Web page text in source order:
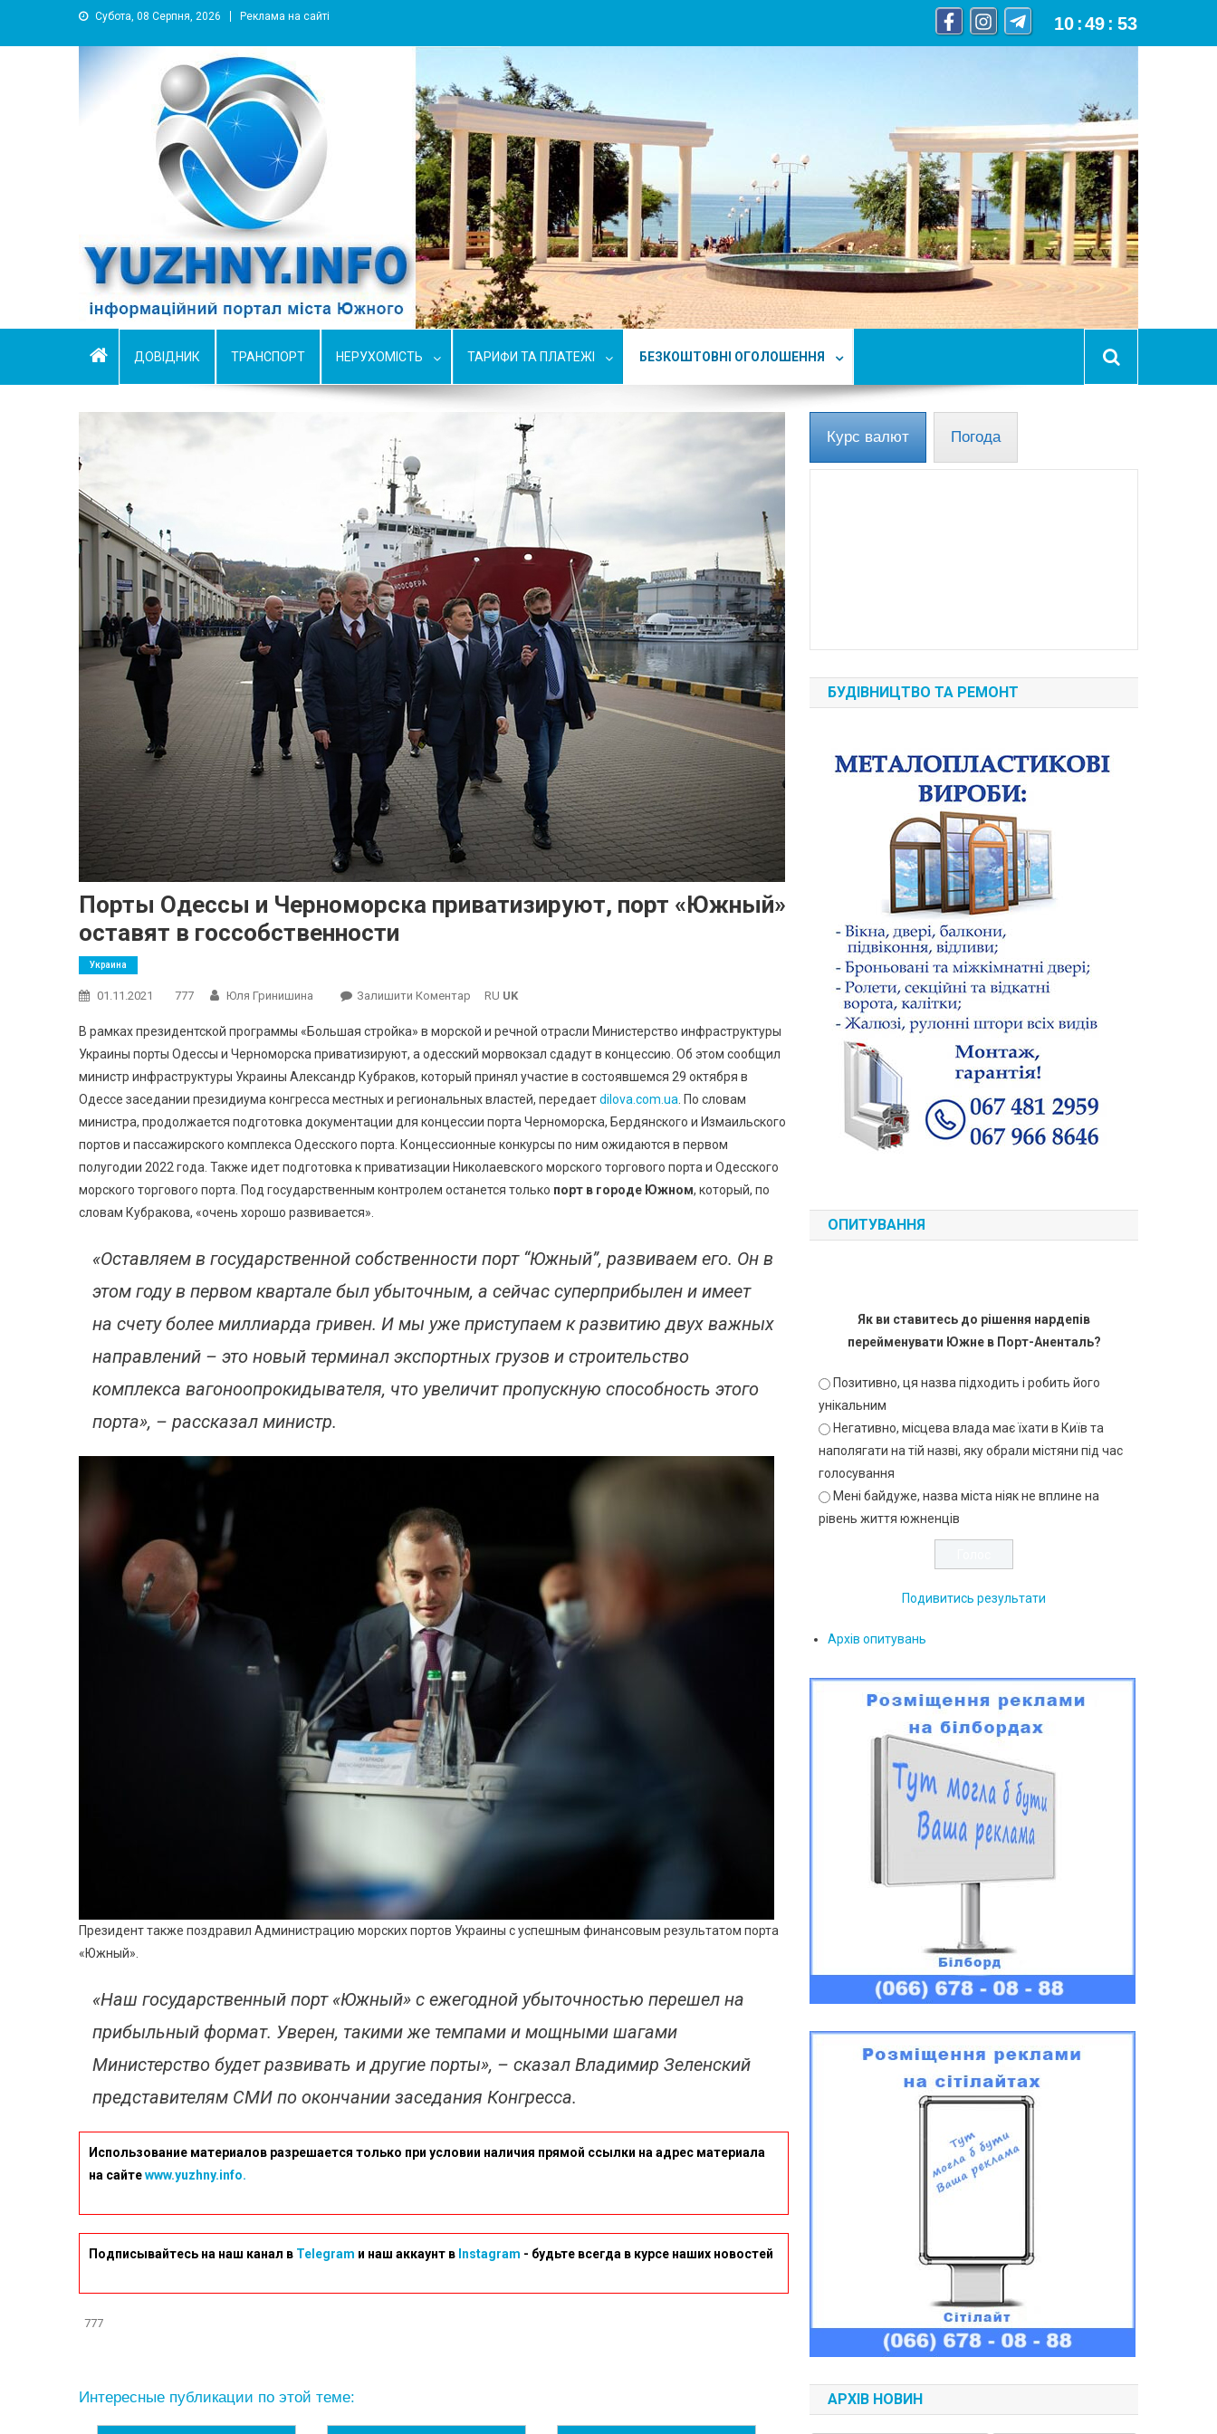
Субота, 08 Серпня, 2026 Реклама на сайті 10 :49 : 54
YUZHNY.INFO
информационный портал города Южный
ДОВІДНИК ТРАНСПОРТ НЕРУХОМІСТЬ ТАРИФИ ТА ПЛАТЕЖІ БЕЗКОШТОВНІ ОГОЛОШЕННЯ
Порты Одессы и Черноморска приватизируют, порт «Южный»
оставят в госсобственности
Украина
01.11.2021 777 Юля Гринишина Залишити Коментар
Одессы
И
Черноморска
Приватизируют,
Порт
«Южный»
Оставят
RU UK
В рамках президентской программы «Большая стройка» в морской и речной отрасли Министерство инфраструктуры
Украины порты Одессы и Черноморска приватизируют, а одесский морвокзал сдадут в концессию. Об этом сообщил
министр инфраструктуры Украины Александр Кубраков, который принял участие в состоявшемся 29 октября в
Одессе заседании президиума конгресса местных и региональных властей, передаетdilova.com.ua . По словам
министра, продолжается подготовка документации для концессии порта Черноморска, Бердянского и Измаильского
портов и пассажирского комплекса Одесского порта. Концессионные конкурсы по ним ожидаются в первом
полугодии 2022 года. Также идет подготовка к приватизации Николаевского морского торгового порта и Одесского
морского торгового порта. Под государственным контролем останется только порт в городе Южном, который, по
словам Кубракова, «очень хорошо развивается».
«Оставляем в государственной собственности порт “Южный”, развиваем его. Он в
этом году в первом квартале был убыточным, а сейчас суперприбылен и имеет
на счету более миллиарда гривен. И мы уже приступаем к развитию двух важных
направлений – это новый терминал экспортных грузов и строительство
комплекса вагоноопрокидывателя, что увеличит пропускную способность этого
порта», – рассказал министр.
Президент также поздравил Администрацию морских портов Украины с успешным финансовым результатом порта
«Южный».
«Наш государственный порт «Южный» с ежегодной убыточностью перешел на
прибыльный формат. Уверен, такими же темпами и мощными шагами
Министерство будет развивать и другие порты», – сказал Владимир Зеленский
представителям СМИ по окончании заседания Конгресса.
Использование материалов разрешается только при условии наличия прямой ссылки на адрес материала
на сайтеwww.yuzhny.info.
Подписывайтесь на наш канал в Telegram и наш аккаунт в Instagram - будьте всегда в курсе наших новостей
777
Интересные публикации по этой теме:
Курс валют Погода
БУДІВНИЦТВО ТА РЕМОНТ
ОПИТУВАННЯ
Як ви ставитесь до рішення нардепів
перейменувати Южне в Порт-Аненталь?
Позитивно, ця назва підходить і робить його
унікальним
Негативно, місцева влада має їхати в Київ та
наполягати на тій назві, яку обрали містяни під час
голосування
Мені байдуже, назва міста ніяк не вплине на
рівень життя южненців
Подивитись результати
Архів опитувань
АРХІВ НОВИН